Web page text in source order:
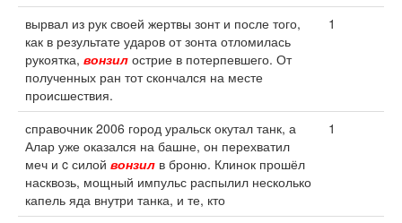
вырвал из рук своей жертвы зонт и после того,
как в результате ударов от зонта отломилась
рукоятка, вонзил острие в потерпевшего. От
полученных ран тот скончался на месте
происшествия.
1
справочник 2006 город уральск окутал танк, а
Алар уже оказался на башне, он перехватил
меч и c силой вонзил в броню. Клинок прошёл
насквозь, мощный импульс распылил несколько
капель яда внутри танка, и те, кто
1